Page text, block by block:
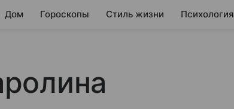
Дом Гороскопы Стиль жизни Психология